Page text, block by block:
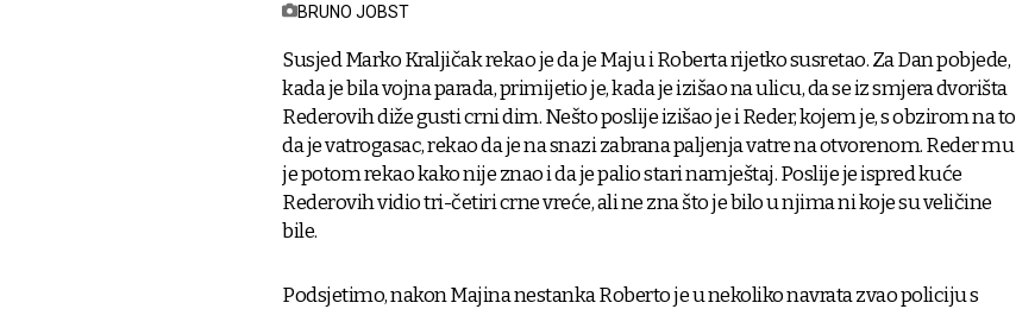
BRUNO JOBST
Susjed Marko Kraljičak rekao je da je Maju i Roberta rijetko susretao. Za Dan pobjede,
kada je bila vojna parada, primijetio je, kada je izišao na ulicu, da se iz smjera dvorišta
Rederovih diže gusti crni dim. Nešto poslije izišao je i Reder, kojem je, s obzirom na to
da je vatrogasac, rekao da je na snazi zabrana paljenja vatre na otvorenom. Reder mu
je potom rekao kako nije znao i da je palio stari namještaj. Poslije je ispred kuće
Rederovih vidio tri-četiri crne vreće, ali ne zna što je bilo u njima ni koje su veličine
bile.
Podsjetimo, nakon Majina nestanka Roberto je u nekoliko navrata zvao policiju s